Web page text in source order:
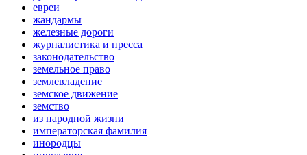
евреи
жандармы
железные дороги
журналистика и пресса
законодательство
земельное право
землевладение
земское движение
земство
из народной жизни
императорская фамилия
инородцы